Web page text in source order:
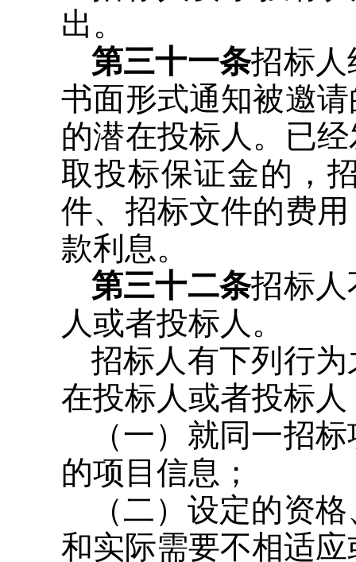
出。
第三十一条招标
书面形式通知被邀
的潜在投标人。已
取投标保证金的，
件、招标文件的费
款利息。
第三十二条招标
人或者投标人。
招标人有下列行
在投标人或者投标人
（一）就同一招
的项目信息；
（二）设定的资
和实际需要不相适